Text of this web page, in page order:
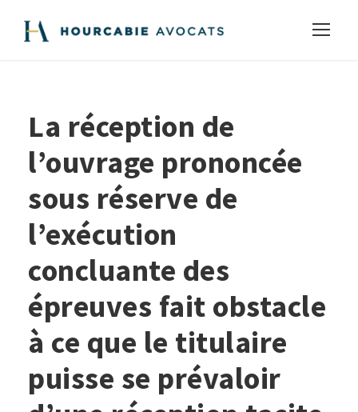
La réception de
l’ouvrage prononcée
sous réserve de
l’exécution
concluante des
épreuves fait obstacle
à ce que le titulaire
puisse se prévaloir